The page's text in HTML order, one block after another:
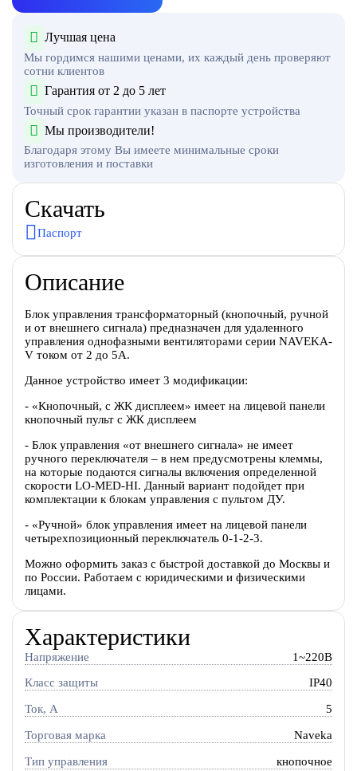
Лучшая цена
Мы гордимся нашими ценами, их каждый день проверяют
сотни клиентов
Гарантия от 2 до 5 лет
Точный срок гарантии указан в паспорте устройства
Мы производители!
Благодаря этому Вы имеете минимальные сроки
изготовления и поставки
Скачать
Паспорт
Описание
Блок управления трансформаторный (кнопочный, ручной
и от внешнего сигнала) предназначен для удаленного
управления однофазными вентиляторами серии NAVEKA-
V током от 2 до 5А.
Данное устройство имеет 3 модификации:
- «Кнопочный, с ЖК дисплеем» имеет на лицевой панели
кнопочный пульт с ЖК дисплеем
- Блок управления «от внешнего сигнала» не имеет
ручного переключателя – в нем предусмотрены клеммы,
на которые подаются сигналы включения определенной
скорости LO-MED-HI. Данный вариант подойдет при
комплектации к блокам управления с пультом ДУ.
- «Ручной» блок управления имеет на лицевой панели
четырехпозиционный переключатель 0-1-2-3.
Можно оформить заказ с быстрой доставкой до Москвы и
по России. Работаем с юридическими и физическими
лицами.
Характеристики
Напряжение 1~220В
Класс защиты IP40
Ток, A 5
Торговая марка Naveka
Тип управления кнопочное